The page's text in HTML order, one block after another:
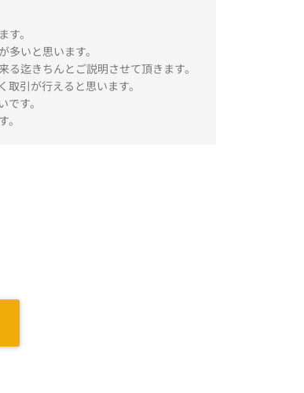
。
いと思います。
迄きちんとご説明させて頂きます。
引が行えると思います。
す。